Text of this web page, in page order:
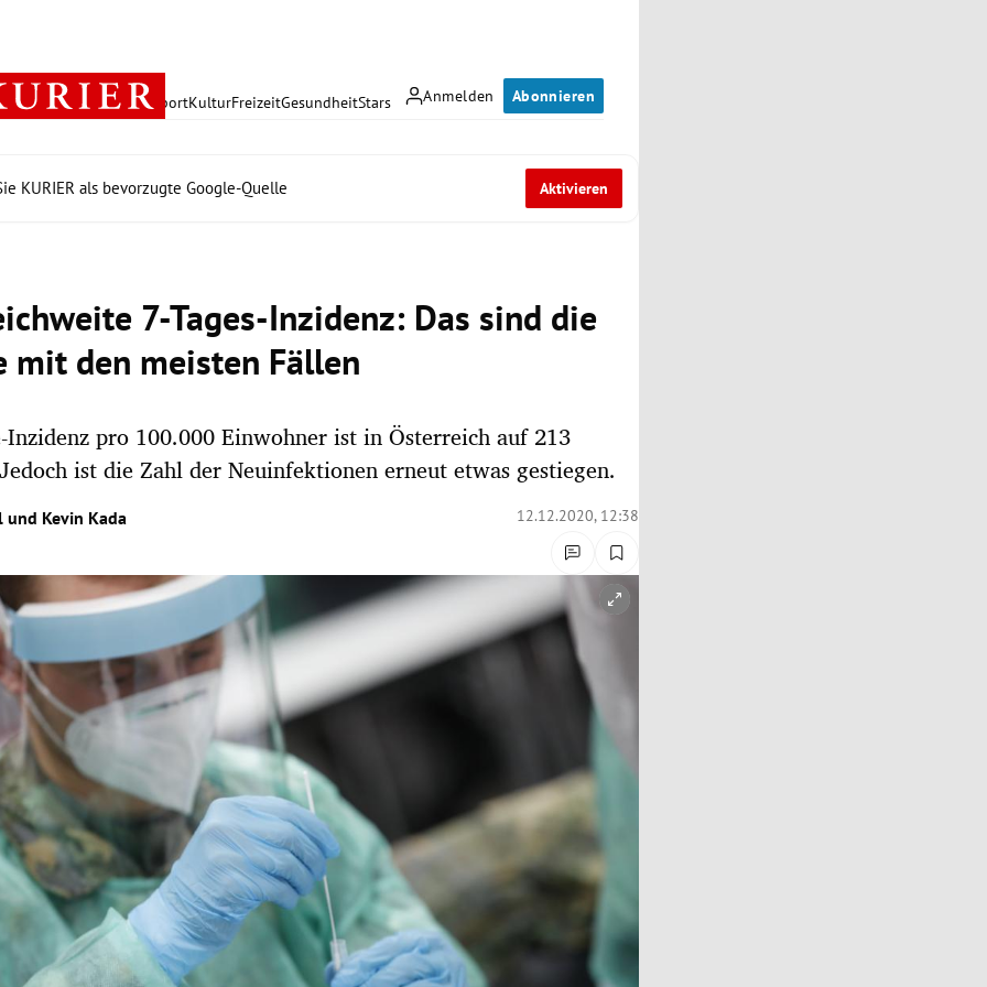
Anmelden Abonnieren
PolitikWirtschaft SportKulturFreizeitGesundheitStars
KURIER als bevorzugte Google-Quelle Aktivieren
7-Tages-Inzidenz: Das sind die
mit den meisten Fällen
Inzidenz pro 100.000 Einwohner ist in Österreich auf 213
ist die Zahl der Neuinfektionen erneut etwas gestiegen.
und Kevin Kada 12.12.2020, 12:38
öffnen/schließen